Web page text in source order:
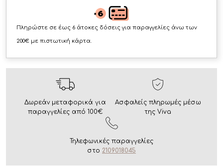
Πληρώστε σε έως 6 άτοκες δόσεις για παραγγελίες άνω των
200€ με πιστωτική κάρτα.
Δωρεάν μεταφορικά για
παραγγελίες από 100€
Ασφαλείς πληρωμές μέσω
της Viva
Τηλεφωνικές παραγγελίες
στο 2109018045